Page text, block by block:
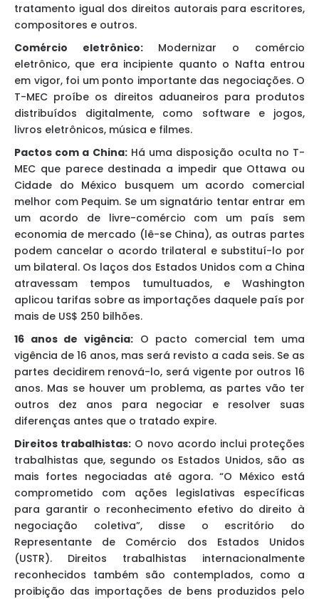
tratamento igual dos direitos autorais para escritores,
compositores e outros.
Comércio eletrônico: Modernizar o comércio
eletrônico, que era incipiente quanto o Nafta entrou
em vigor, foi um ponto importante das negociações. O
T-MEC proíbe os direitos aduaneiros para produtos
distribuídos digitalmente, como software e jogos,
livros eletrônicos, música e filmes.
Pactos com a China:Há uma disposição oculta no T-
MEC que parece destinada a impedir que Ottawa ou
Cidade do México busquem um acordo comercial
melhor com Pequim. Se um signatário tentar entrar em
um acordo de livre-comércio com um país sem
economia de mercado (lê-se China), as outras partes
podem cancelar o acordo trilateral e substituí-lo por
um bilateral. Os laços dos Estados Unidos com a China
atravessam tempos tumultuados, e Washington
aplicou tarifas sobre as importações daquele país por
mais de US$ 250 bilhões.
16 anos de vigência:O pacto comercial tem uma
vigência de 16 anos, mas será revisto a cada seis. Se as
partes decidirem renová-lo, será vigente por outros 16
anos. Mas se houver um problema, as partes vão ter
outros dez anos para negociar e resolver suas
diferenças antes que o tratado expire.
Direitos trabalhistas: O novo acordo inclui proteções
trabalhistas que, segundo os Estados Unidos, são as
mais fortes negociadas até agora. “O México está
comprometido com ações legislativas específicas
para garantir o reconhecimento efetivo do direito à
negociação coletiva”, disse o escritório do
Representante de Comércio dos Estados Unidos
(USTR). Direitos trabalhistas internacionalmente
reconhecidos também são contemplados, como a
proibição das importações de bens produzidos pelo